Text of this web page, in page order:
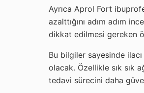
Ayrıca Aprol Fort
azalttığını adım adım
dikkat edilmesi gereken
Bu bilgiler sayesinde
olacak. Özellikle sık sık
tedavi sürecini daha